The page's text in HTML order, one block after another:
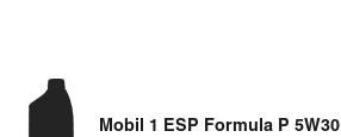
Mobil 1 ESP Formula P 5W30